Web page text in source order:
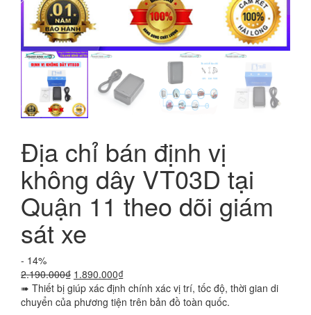
Địa chỉ bán định vị
không dây VT03D tại
Quận 11 theo dõi giám
sát xe
- 14%
2.190.000₫ Giá
gốc
là:
1.890.000₫Giá
hiện
tại
➠ Thiết bị giúp xác định chính xác vị trí, tốc độ, thời gian di
chuyển của phương tiện trên bản đồ toàn quốc.